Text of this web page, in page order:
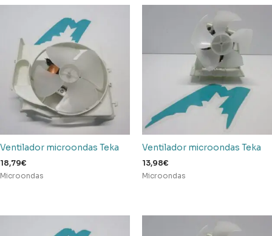
Ventilador microondas Teka
18,79€
Microondas
Ventilador microondas Teka
13,98€
Microondas